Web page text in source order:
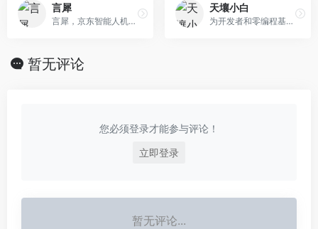
言犀
言犀，京东智能人机交互平台，懂业务更懂你，是融合京东自身十年客户服务与营销的最佳实践以及自研全链路AI能力的服务数智化平台级产品。为政务、金融、零售、教育等行业领域提供以用户为中心的客户服务、营销、流程自动化的新一代智能化解决方案，助力客户实现服务数智化转型。
天壤小白
为开发者和零编程基础人员轻松创建个性化的AI应用。
暂无评论
您必须登录才能参与评论！
立即登录
暂无评论...